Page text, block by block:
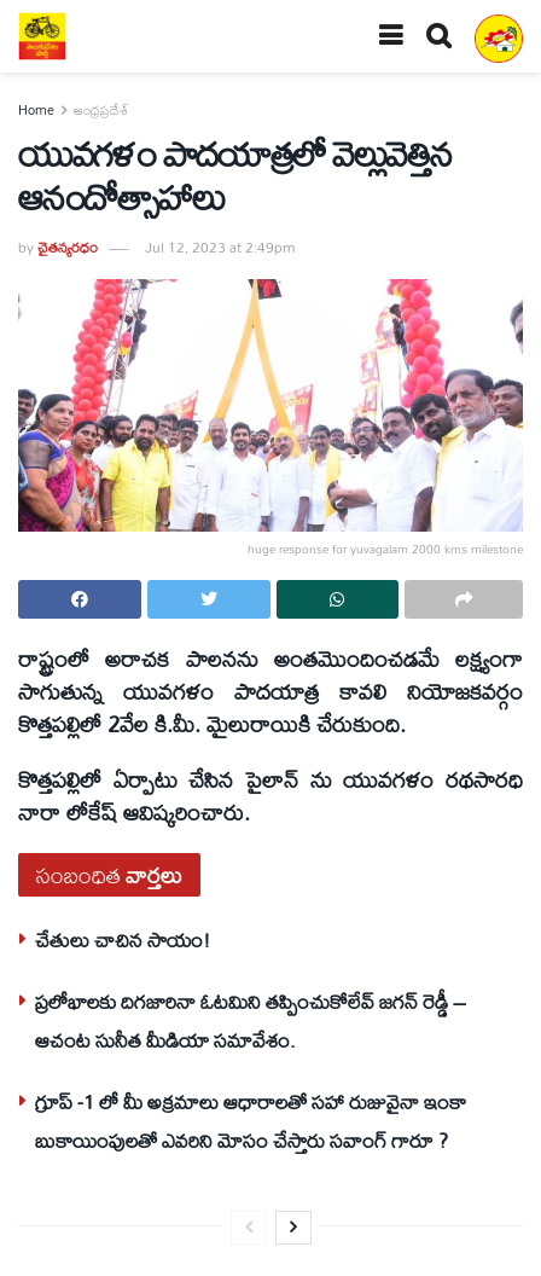
Home ఆంధ్రప్రదేశ్
యువగళం పాదయాత్రలో వెల్లువెత్తిన
ఆనందోత్సాహాలు
byచైతన్యరధం Jul 12, 2023 at 2:49pm
huge response for yuvagalam 2000 kms milestone
రాష్ట్రంలో అరాచక పాలనను అంతమొందించడమే లక్ష్యంగా
సాగుతున్న యువగళం పాదయాత్ర కావలి నియోజకవర్గం
కొత్తపల్లిలో 2వేల కి.మీ. మైలురాయికి చేరుకుంది.
కొత్తపల్లిలో ఏర్పాటు చేసిన పైలాన్ ను యువగళం రథసారధి
నారా లోకేష్ ఆవిష్కరించారు.
సంబంధితవార్తలు
చేతులు చాచిన సాయం!
ప్రలోభాలకు దిగజారినా ఓటమిని తప్పించుకోలేవ్ జగన్ రెడ్డీ –
ఆచంట సునీత మీడియా సమావేశం.
గ్రూప్ -1 లో మీ అక్రమాలు ఆధారాలతో సహా రుజువైనా ఇంకా
బుకాయింపులతో ఎవరిని మోసం చేస్తారు సవాంగ్ గారూ ?